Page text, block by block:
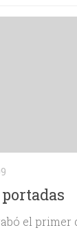
el primer